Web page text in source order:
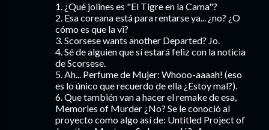
1. ¿Qué jolines es "El Tigre en la Cama"?
2. Esa coreana está para rentarse ya... ¿no? ¿O
cómo es que la vi?
3. Scorsese wants another Departed? Jo.
4. Sé de alguien que sí estará feliz con la noticia
de Scorsese.
5. Ah... Perfume de Mujer: Whooo-aaaah! (eso
es lo único que recuerdo de ella ¿Estoy mal?).
6. Que también van a hacer el remake de esa,
Memories of Murder ¿No? Se le conoció al
proyecto como algo así de: Untitled Project of